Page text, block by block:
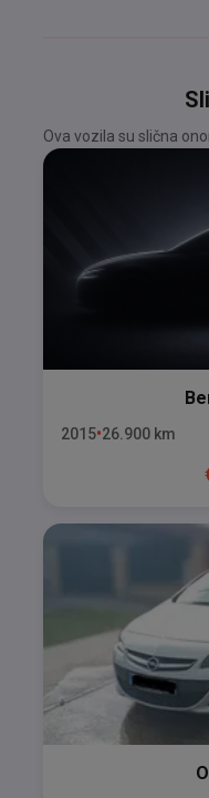
Ova vozila su slična
2015 26.900 km